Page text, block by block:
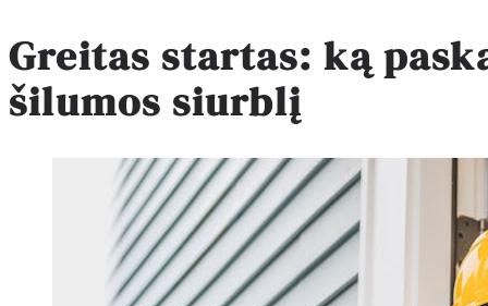
Greitas startas: ką
šilumos siurblį